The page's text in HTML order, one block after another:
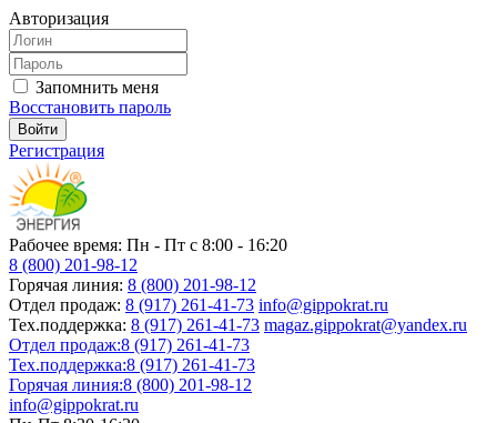
Авторизация
Запомнить меня
Восстановить пароль
Регистрация
Рабочее время: Пн - Пт с 8:00 - 16:20
8 (800) 201-98-12
Горячая линия: 8 (800) 201-98-12
Отдел продаж: 8 (917) 261-41-73 info@gippokrat.ru
Тех.поддержка: 8 (917) 261-41-73 magaz.gippokrat@yandex.ru
Отдел продаж:8 (917) 261-41-73
Тех.поддержка:8 (917) 261-41-73
Горячая линия:8 (800) 201-98-12
info@gippokrat.ru